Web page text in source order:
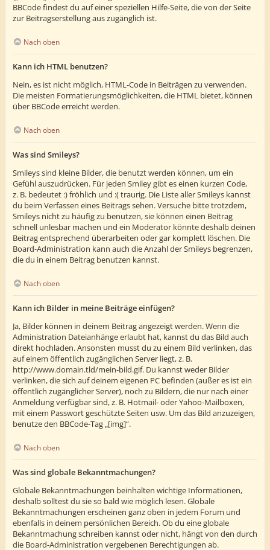
BBCode findest du auf einer speziellen Hilfe-Seite, die von der Seite
zur Beitragserstellung aus zugänglich ist.
Nach oben
Kann ich HTML benutzen?
Nein, es ist nicht möglich, HTML-Code in Beiträgen zu verwenden.
Die meisten Formatierungsmöglichkeiten, die HTML bietet, können
über BBCode erreicht werden.
Nach oben
Was sind Smileys?
Smileys sind kleine Bilder, die benutzt werden können, um ein
Gefühl auszudrücken. Für jeden Smiley gibt es einen kurzen Code,
z. B. bedeutet :) fröhlich und :( traurig. Die Liste aller Smileys kannst
du beim Verfassen eines Beitrags sehen. Versuche bitte trotzdem,
Smileys nicht zu häufig zu benutzen, sie können einen Beitrag
schnell unlesbar machen und ein Moderator könnte deshalb deinen
Beitrag entsprechend überarbeiten oder gar komplett löschen. Die
Board-Administration kann auch die Anzahl der Smileys begrenzen,
die du in einem Beitrag benutzen kannst.
Nach oben
Kann ich Bilder in meine Beiträge einfügen?
Ja, Bilder können in deinem Beitrag angezeigt werden. Wenn die
Administration Dateianhänge erlaubt hat, kannst du das Bild auch
direkt hochladen. Ansonsten musst du zu einem Bild verlinken, das
auf einem öffentlich zugänglichen Server liegt, z. B.
http://www.domain.tld/mein-bild.gif. Du kannst weder Bilder
verlinken, die sich auf deinem eigenen PC befinden (außer es ist ein
öffentlich zugänglicher Server), noch zu Bildern, die nur nach einer
Anmeldung verfügbar sind, z. B. Hotmail- oder Yahoo-Mailboxen,
mit einem Passwort geschützte Seiten usw. Um das Bild anzuzeigen,
benutze den BBCode-Tag „[img]“.
Nach oben
Was sind globale Bekanntmachungen?
Globale Bekanntmachungen beinhalten wichtige Informationen,
deshalb solltest du sie so bald wie möglich lesen. Globale
Bekanntmachungen erscheinen ganz oben in jedem Forum und
ebenfalls in deinem persönlichen Bereich. Ob du eine globale
Bekanntmachung schreiben kannst oder nicht, hängt von den durch
die Board-Administration vergebenen Berechtigungen ab.